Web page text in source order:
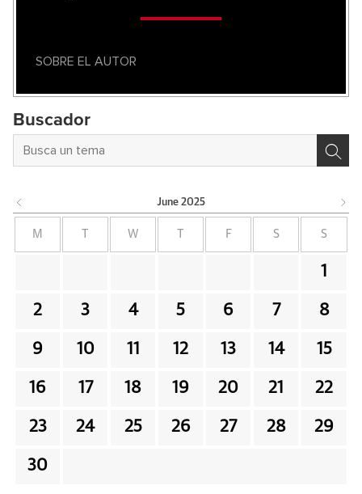
SOBRE EL AUTOR
Buscador
June 2025
M W F S S
1
2 3 4 5 6 7 8
9 10 11 12 13 14 15
16 17 18 19 20 21 22
23 24 25 26 27 28 29
30